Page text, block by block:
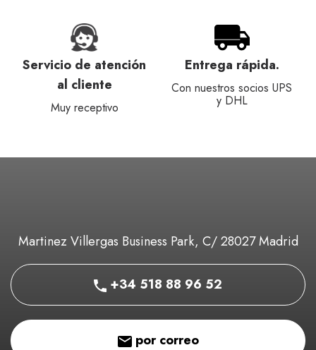
Servicio de atención
al cliente
Muy receptivo
Entrega rápida.
Con nuestros socios UPS
y DHL
Martinez Villergas Business Park, C/ 28027 Madrid
+34 518 88 96 52
por correo